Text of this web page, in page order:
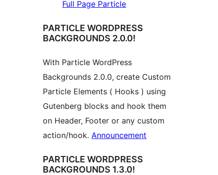
Full Page Particle
PARTICLE WORDPRESS
BACKGROUNDS 2.0.0!
With Particle WordPress
Backgrounds 2.0.0, create Custom
Particle Elements ( Hooks ) using
Gutenberg blocks and hook them
on Header, Footer or any custom
action/hook. Announcement
PARTICLE WORDPRESS
BACKGROUNDS 1.3.0!